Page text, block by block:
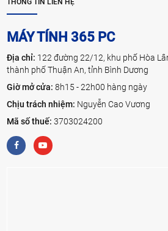
THÔNG TIN LIÊN HỆ
MÁY TÍNH 365 PC
Địa chỉ: 122 đường 22/12, khu phố Hòa
thành phố Thuận An, tỉnh Bình Dương
Giờ mở cửa:8h15 - 22h00 hàng ngày
Chịu trách nhiệm: Nguyễn Cao Vương
Mã số thuế:3703024200